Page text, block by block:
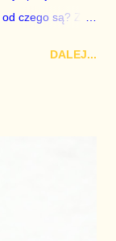
czego są? Za
Żurka chcą
Ziobry, więc
nie
do odejścia z
i
DALEJ...